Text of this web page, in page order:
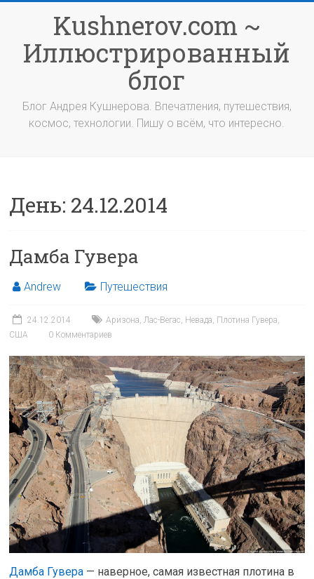
содержимомуKushnerov.com ~
Иллюстрированный
блог
Блог Андрея Кушнерова. Впечатления, путешествия,
космос, технологии. Пишу о всём, что интересно.
День: 24.12.2014
Дамба Гувера
Andrew Путешествия
24.12.2014 Аризона,Лас-Вегас, Невада, Плотина Гувера,
США
0 Комментариев
Дамба Гувера — наверное, самая известная плотина в